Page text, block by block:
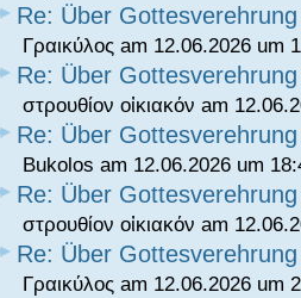
Re: Über Gottesverehrung
Γραικύλος am 12.06.2026 um
Re: Über Gottesverehrung
στρουθίον οἰκιακόν am
Re: Über Gottesverehrung
Bukolos am 12.06.2026 um
Re: Über Gottesverehrung
στρουθίον οἰκιακόν am
Re: Über Gottesverehrung
Γραικύλος am 12.06.2026 um